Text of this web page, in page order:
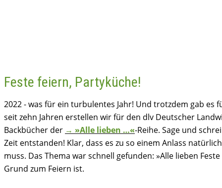
Feste feiern, Partyküche!
2022 - was für ein turbulentes Jahr! Und trotzdem gab es
seit zehn Jahren erstellen wir für den dlv Deutscher
Backbücher der → »Alle lieben …«-Reihe. Sage und
Zeit entstanden! Klar, dass es zu so einem Anlass
muss. Das Thema war schnell gefunden: »Alle lieben
Grund zum Feiern ist.